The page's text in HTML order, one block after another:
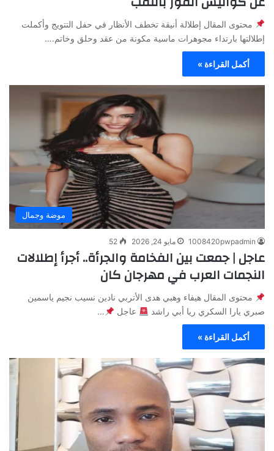
محتوى المقال إطلالة أنيقة تخطف الأنظار في حفل التتويج وأكملت
إطلالتها بارتداء مجوهرات ماسية مكونة من عقد وحلق وخاتم.…
أكمل القراءة »
موضة وجمال
1008420pwpadmin مايو 24, 2026 52
عاجل | جمعت بين الفخامة والجرأة.. أجرأ إطلالات
النجمات العرب في مهرجان كان
محتوى المقال هيفاء وهبي هدى الأتربي نادين نسيب نجيم ياسمين
صبري يارا السكري ريا أبي راشد
عاجل …
أكمل القراءة »